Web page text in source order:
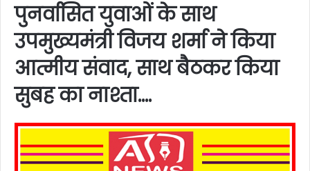
पुनर्वासित युवाओं के साथ
उपमुख्यमंत्री विजय शर्मा ने किया
आत्मीय संवाद, साथ बैठकर किया
सुबह का नाश्ता….